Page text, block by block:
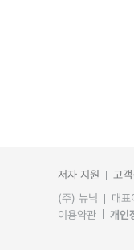
저자 지원 고객
(주) 뉴닉
대표
이용약관
개인